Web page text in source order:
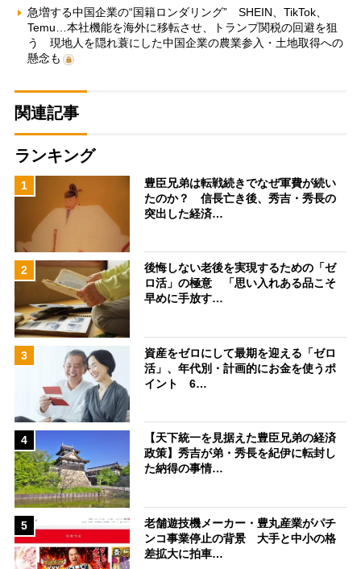
急増する中国企業の“国籍ロンダリング” SHEIN、TikTok、
Temu…本社機能を海外に移転させ、トランプ関税の回避を狙
う 現地人を隠れ蓑にした中国企業の農業参入・土地取得への
懸念も
関連記事
ランキング
1
豊臣兄弟は転戦続きでなぜ軍費が続い
たのか？ 信長亡き後、秀吉・秀長の
突出した経済…
2
後悔しない老後を実現するための「ゼ
ロ活」の極意 「思い入れある品こそ
早めに手放す…
3
資産をゼロにして最期を迎える「ゼロ
活」、年代別・計画的にお金を使うポ
イント 6…
4
【天下統一を見据えた豊臣兄弟の経済
政策】秀吉が弟・秀長を紀伊に転封し
た納得の事情…
5
老舗遊技機メーカー・豊丸産業がパチ
ンコ事業停止の背景 大手と中小の格
差拡大に拍車…